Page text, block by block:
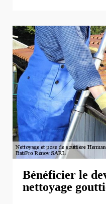
Bénéficier le
nettoyage